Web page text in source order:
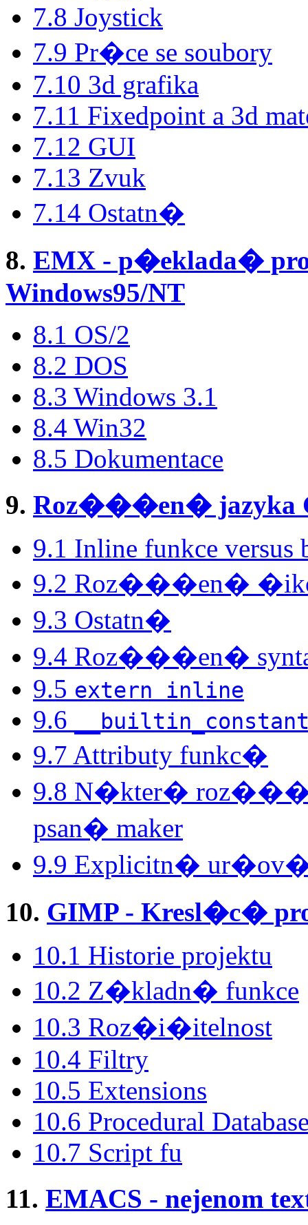
7.8 Joystick
7.9 Pr�ce se soubory
7.10 3d grafika
7.11 Fixedpoint a 3d
7.12 GUI
7.13 Zvuk
7.14 Ostatn�
8. EMX - p�eklada� pro
Windows95/NT
8.1 OS/2
8.2 DOS
8.3 Windows 3.1
8.4 Win32
8.5 Dokumentace
9. Roz���en� jazyka
9.1 Inline funkce versus
9.2 Roz���en�
9.3 Ostatn�
9.4 Roz���en�
9.5 extern inline
9.6
9.7 Attributy funkc�
9.8 N�kter�
psan� maker
9.9 Explicitn�
10. GIMP - Kresl�c�
10.1 Historie projektu
10.2 Z�kladn� funkce
10.3 Roz�i�itelnost
10.4 Filtry
10.5 Extensions
10.6 Procedural
10.7 Script fu
11. EMACS - nejenom